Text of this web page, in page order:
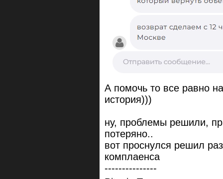
А помочь то все равно
история)))
ну, проблемы решили,
потеряно..
вот проснулся решил
комплаенса
---------------